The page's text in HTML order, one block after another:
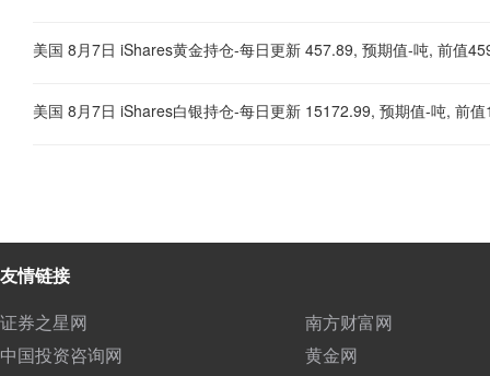
美国 8月7日 iShares黄金持仓-每日更新 457.89, 预期值-吨, 前值
美国 8月7日 iShares白银持仓-每日更新 15172.99, 预期值-吨, 前
友情链接
证券之星网
南方财富网
中国投资咨询网
黄金网